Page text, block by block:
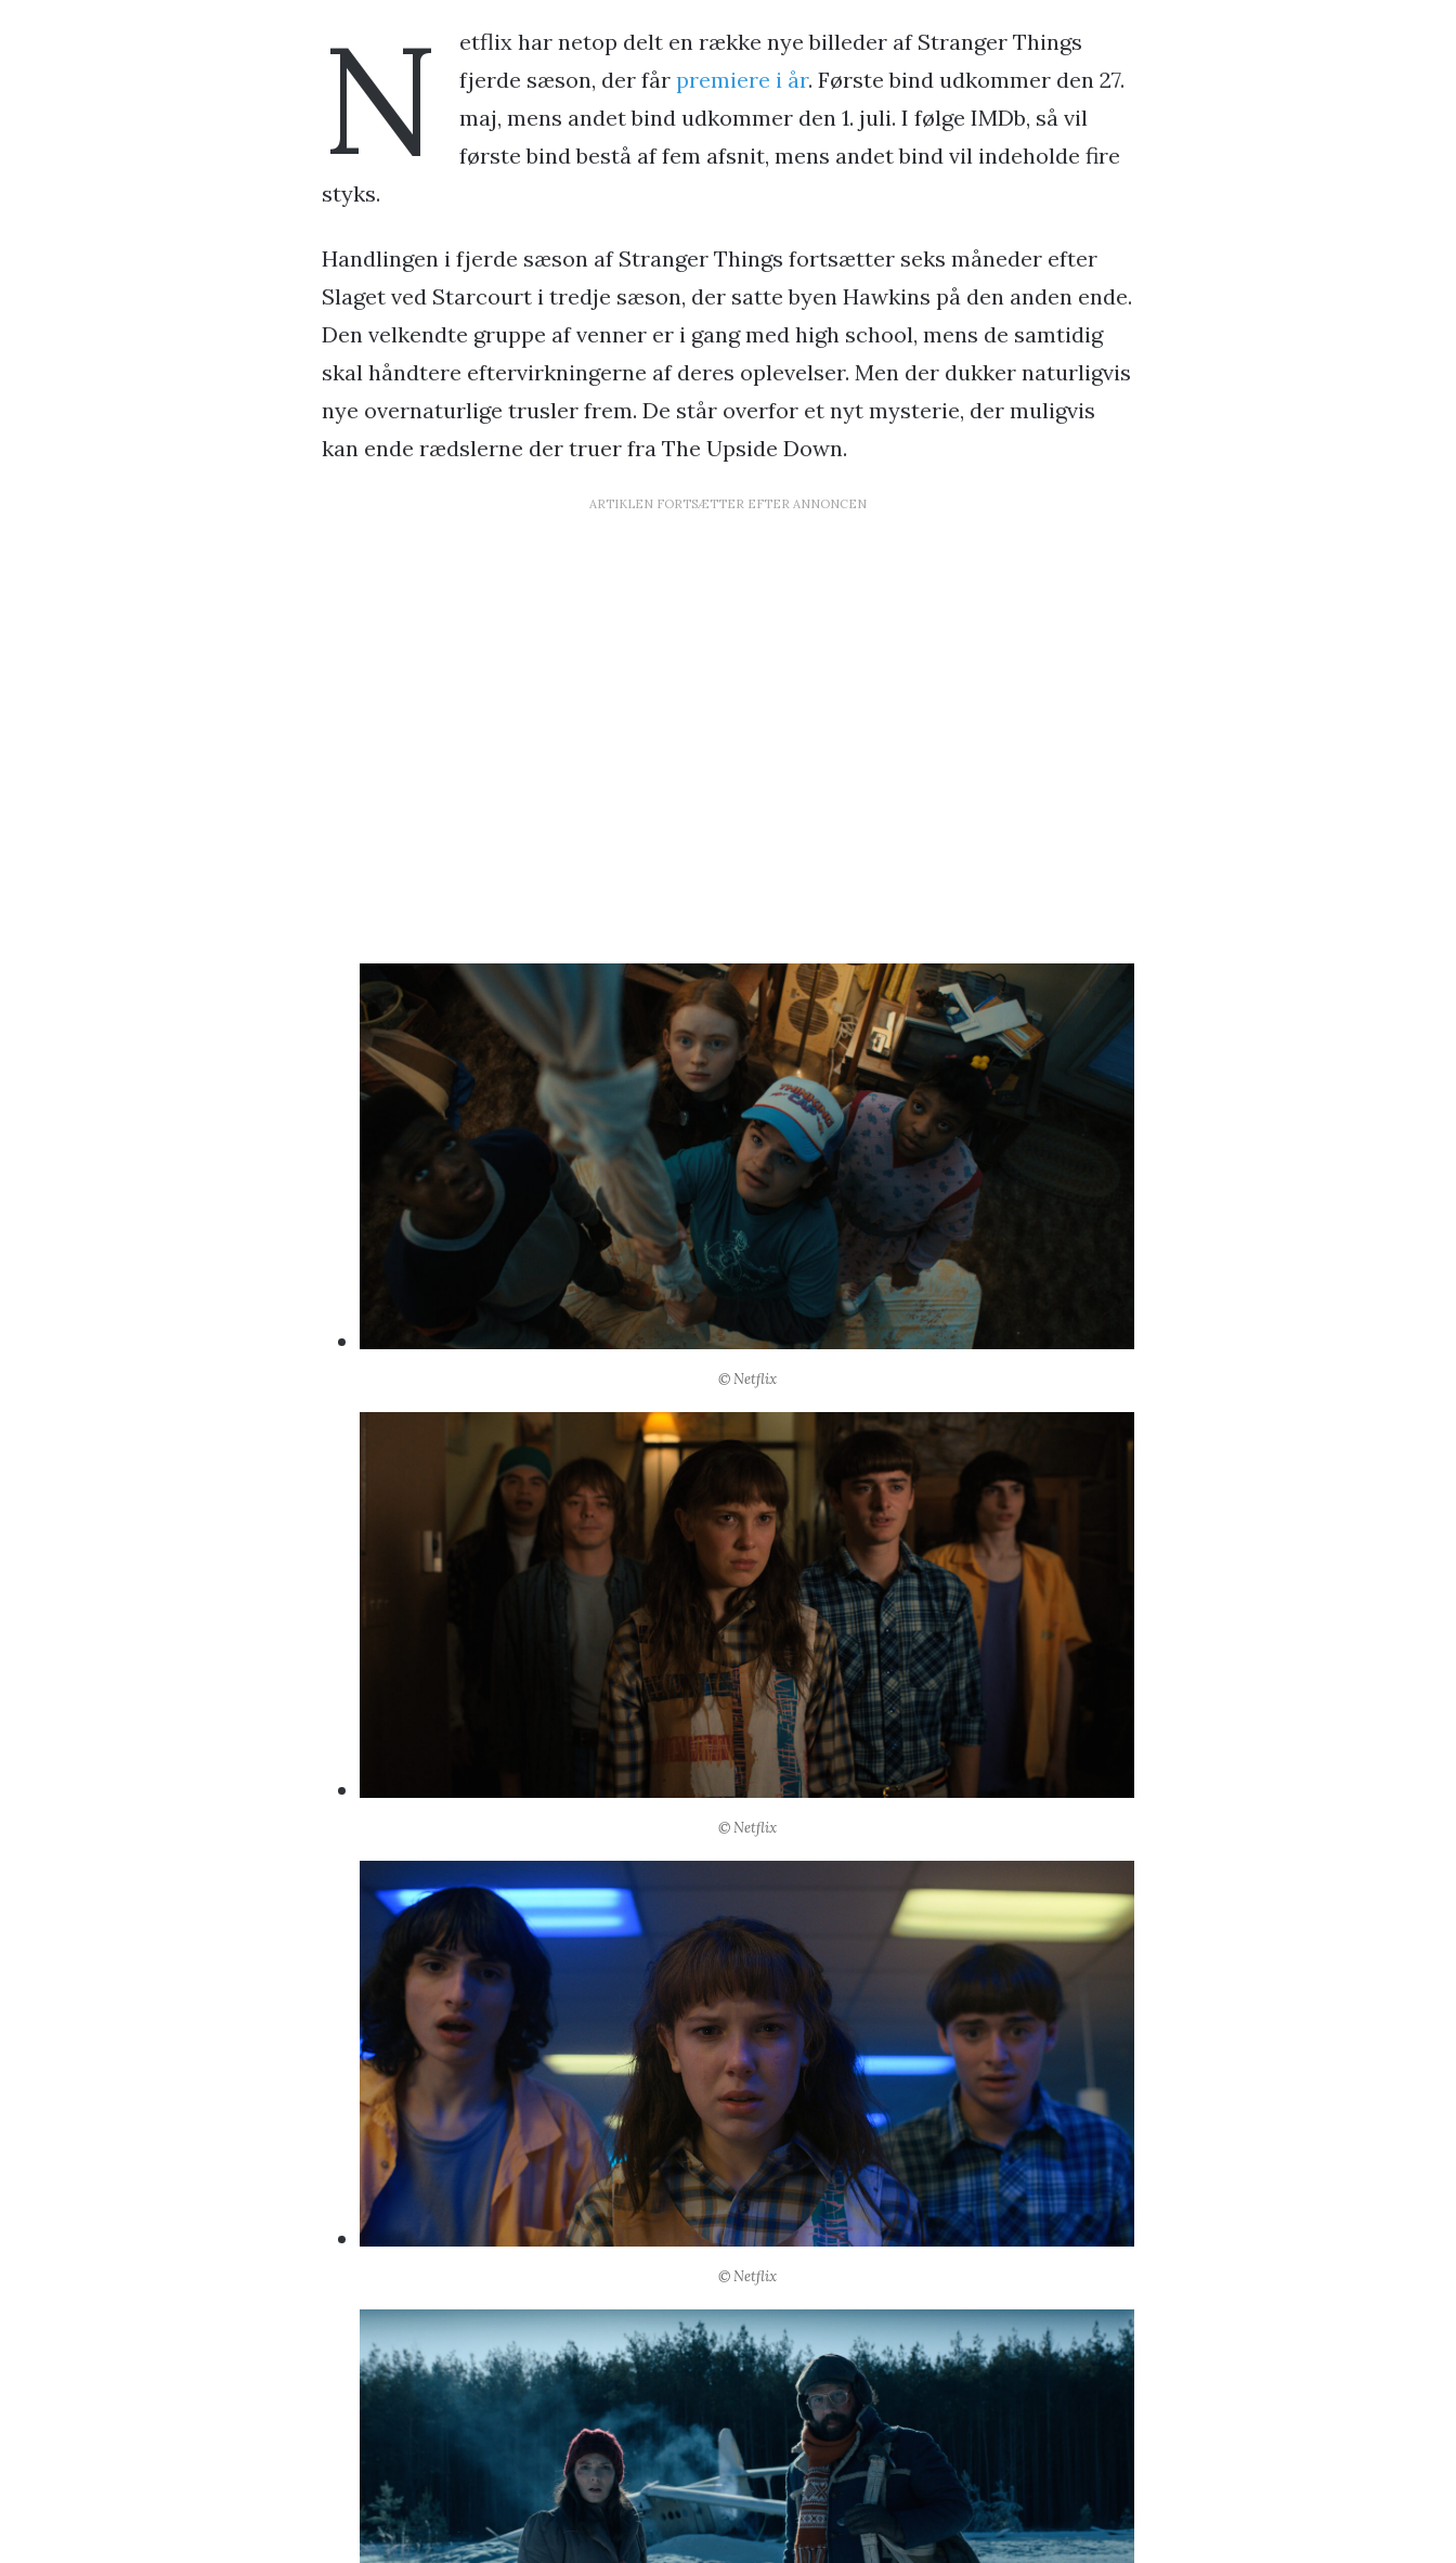
N
etflix har netop delt en række nye billeder af Stranger Things
fjerde sæson, der får premiere i år. Første bind udkommer den 27.
maj, mens andet bind udkommer den 1. juli. I følge IMDb, så vil
første bind bestå af fem afsnit, mens andet bind vil indeholde fire
styks.
Handlingen i fjerde sæson af Stranger Things fortsætter seks måneder efter
Slaget ved Starcourt i tredje sæson, der satte byen Hawkins på den anden ende.
Den velkendte gruppe af venner er i gang med high school, mens de samtidig
skal håndtere eftervirkningerne af deres oplevelser. Men der dukker naturligvis
nye overnaturlige trusler frem. De står overfor et nyt mysterie, der muligvis
kan ende rædslerne der truer fra The Upside Down.
ARTIKLEN FORTSÆTTER EFTER ANNONCEN
© Netflix
© Netflix
© Netflix